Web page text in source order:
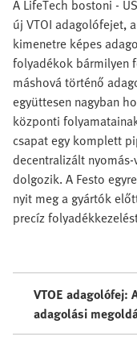
A LifeTech bostoni -
új VTOI adagolófejet,
kimenetre képes
folyadékok bármilyen
máshová történő
együttesen nagyban
központi
csapat egy komplett
decentralizált
dolgozik. A Festo
nyit meg a gyártók
precíz
VTOE adagolófej:
adagolási